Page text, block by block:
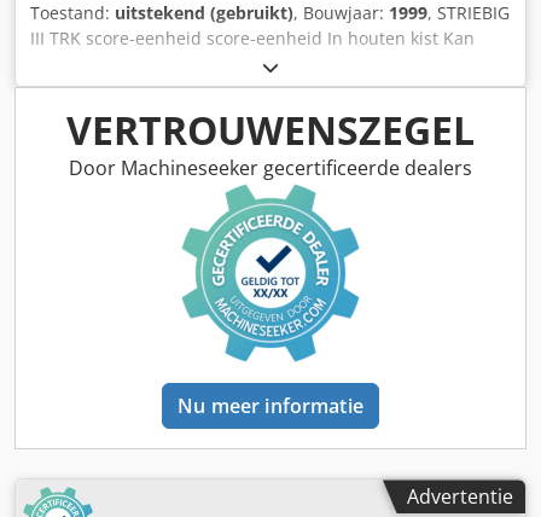
Toestand: uitstekend (gebruikt), Bouwjaar: 1999, STRIEBIG
III TRK score-eenheid score-eenheid In houten kist Kan
achteraf worden ingebouwd in een Striebig Standard TRK
Dodpfxevluwvo Adwokr Locatie: af magazijn 54634 Bitburg
-per direct beschikbaar-
VERTROUWENSZEGEL
Door Machineseeker gecertificeerde dealers
Nu meer informatie
Advertentie